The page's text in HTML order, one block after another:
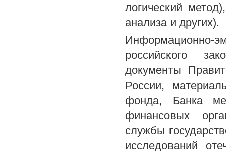
логический
анализа и других).
Информационно-
российского
документы
России,
фонда, Банка
финансовых
службы
исследований